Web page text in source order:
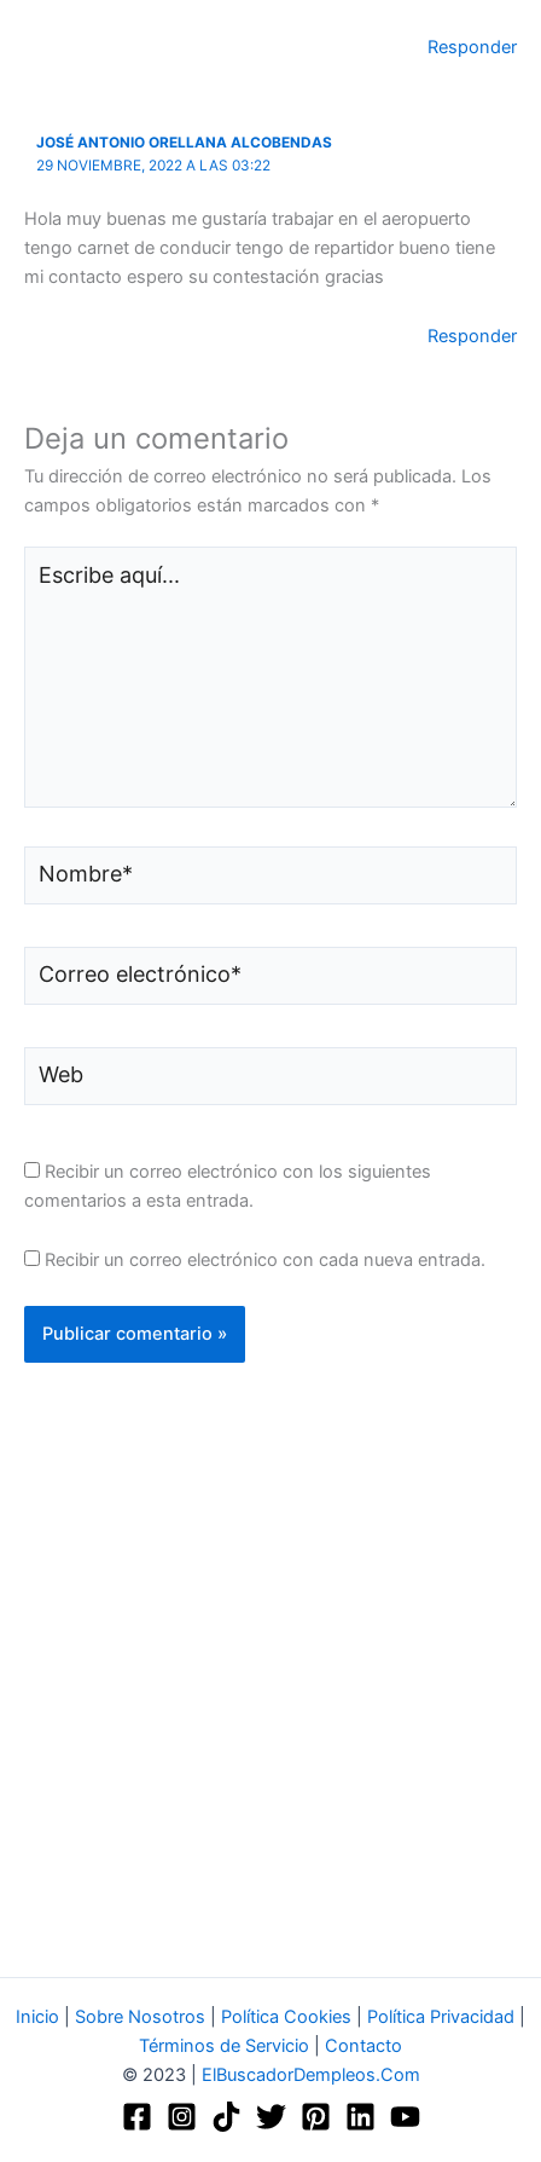
Responder
JOSÉ ANTONIO ORELLANA ALCOBENDAS
29 NOVIEMBRE, 2022 A LAS 03:22
Hola muy buenas me gustaría trabajar en el aeropuerto
tengo carnet de conducir tengo de repartidor bueno tiene
mi contacto espero su contestación gracias
Responder
Deja un comentario
Tu dirección de correo electrónico no será publicada. Los
campos obligatorios están marcados con *
aquí...
Correo
electrónico*
Recibir un correo electrónico con los siguientes
comentarios a esta entrada.
Recibir un correo electrónico con cada nueva entrada.
Inicio Sobre Nosotros Política Cookies Política Privacidad
Términos de Servicio
Contacto
© 2023 | ElBuscadorDempleos.Com